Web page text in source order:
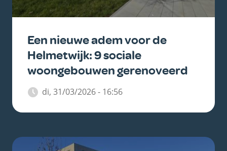
Een nieuwe adem voor de
Helmetwijk: 9 sociale
woongebouwen gerenoveerd
di, 31/03/2026 - 16:56
Belangrijkste
afbeelding